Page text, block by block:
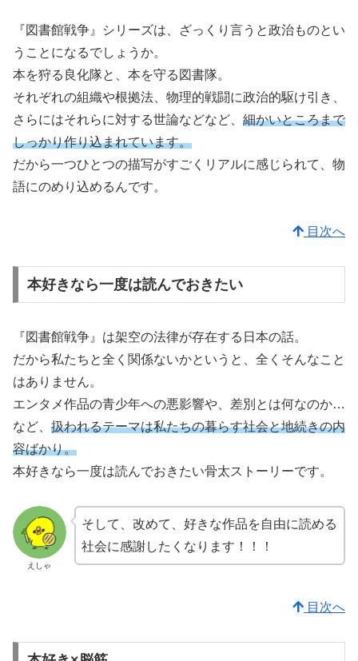
『図書館戦争』シリーズは、ざっくり言うと政治ものとい
うことになるでしょうか。
本を狩る良化隊と、本を守る図書隊。
それぞれの組織や根拠法、物理的戦闘に政治的駆け引き、
さらにはそれらに対する世論などなど、 細かいところまで
しっかり作り込まれています。
だから一つひとつの描写がすごくリアルに感じられて、物
語にのめり込めるんです。
目次へ
本好きなら一度は読んでおきたい
『図書館戦争』は架空の法律が存在する日本の話。
だから私たちと全く関係ないかというと、全くそんなこと
はありません。
エンタメ作品の青少年への悪影響や、差別とは何なのか…
など、 扱われるテーマは私たちの暮らす社会と地続きの内
容ばかり。
本好きなら一度は読んでおきたい骨太ストーリーです。
えしゃ
そして、改めて、好きな作品を自由に読める
社会に感謝したくなります！！！
目次へ